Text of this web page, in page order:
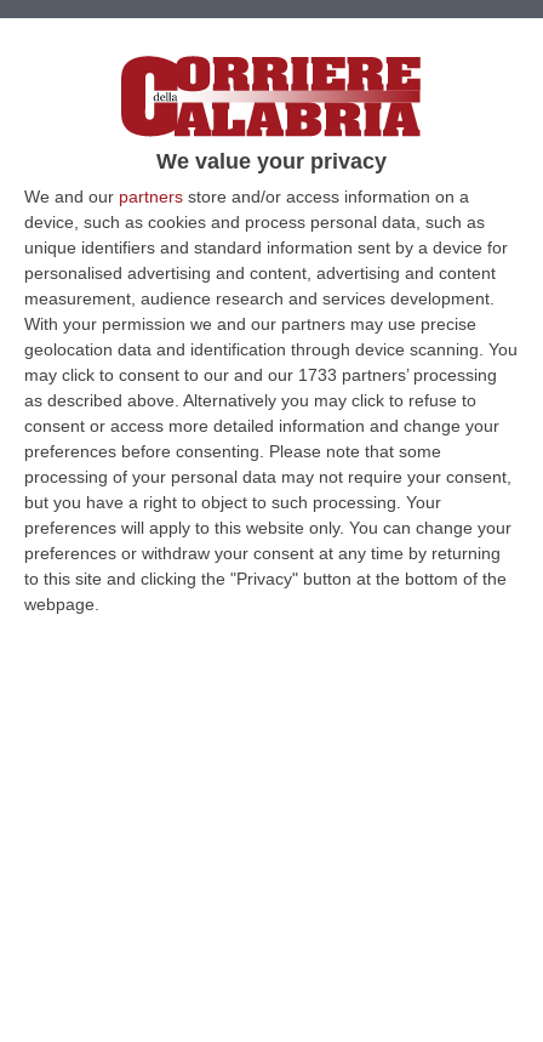
We value your privacy
We and our partners store and/or access information on a
device, such as cookies and process personal data, such as
unique identifiers and standard information sent by a device for
personalised advertising and content, advertising and content
measurement, audience research and services development.
With your permission we and our partners may use precise
geolocation data and identification through device scanning. You
may click to consent to our and our 1733 partners’ processing
as described above. Alternatively you may click to refuse to
consent or access more detailed information and change your
preferences before consenting.
Please note that some
processing of your personal data may not require your consent,
but you have a right to object to such processing. Your
preferences will apply to this website only. You can change your
preferences or withdraw your consent at any time by returning
to this site and clicking the "Privacy" button at the bottom of the
webpage.
Clicca e segui “Corriere della Calabria” su Google News
CATANZAROÈ ad una poliziotta in
quiescenza vittima del Dovere che Fratelli
d’Italia ha voluto rendere omaggio a
Catanzaro nell’ambito dell’iniziativa “Patriote
d’Italia”, con cui il partito di Giorgia Meloni ha
celebrato la giornata internazionale della
Donna.